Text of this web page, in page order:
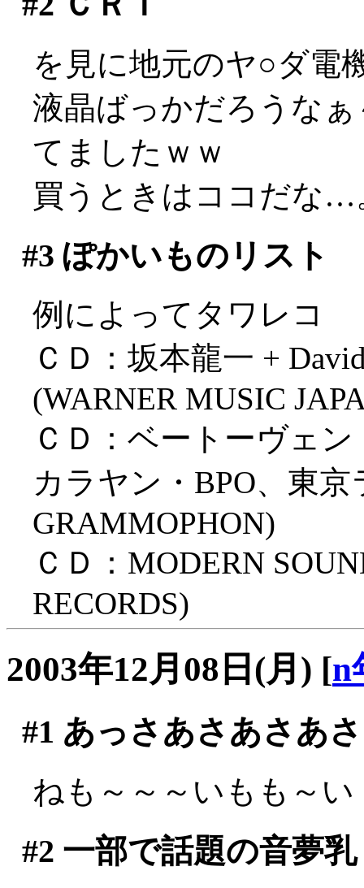
を見に地元のヤ○ダ電
液晶ばっかだろうな
てましたｗｗ
買うときはココだな…
#3 ぽかいものリスト
例によってタワレコ
ＣＤ：坂本龍一 +
(WARNER MUSIC
ＣＤ：ベートーヴェ
カラヤン・BPO、東京
GRAMMOPHON)
ＣＤ：MODERN
RECORDS)
2003年12月08日(月) [n
#1 あっさあさあさあさ
ねも～～～いもも～い
#2 一部で話題の音夢乳